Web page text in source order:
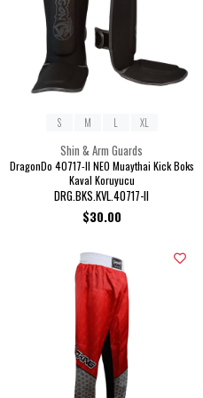
Shin & Arm Guards
DragonDo 40717-II NEO Muaythai Kick Boks
Kaval Koruyucu
DRG.BKS.KVL.40717-II
$30.00
S M L XL